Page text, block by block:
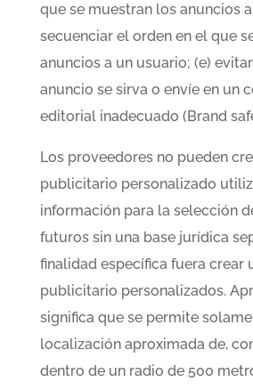
que se muestran los anuncios
secuenciar el orden en el que
anuncios a un usuario; (e)
anuncio se sirva o envíe en un
editorial inadecuado (Brand
Los proveedores no pueden
publicitario personalizado
información para la selección
futuros sin una base jurídica
finalidad específica fuera crear
publicitario personalizados.
significa que se permite
localización aproximada de,
dentro de un radio de 500